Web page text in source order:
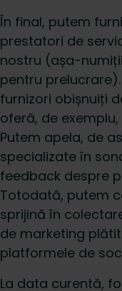
În final, putem
prestatori de
nostru (așa-
pentru
furnizori obișnuiți
oferă, de
Putem apela, de
specializate în
feedback despre
Totodată, putem
sprijină în
de marketing
platformele de
La data curentă,